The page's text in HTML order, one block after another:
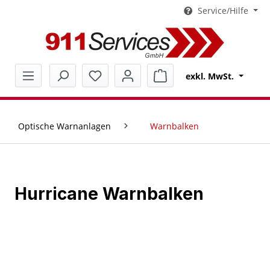
Service/Hilfe
Warenkorb enthält 0
exkl. MwSt.
Optische Warnanlagen Warnbalken
Hurricane Warnbalken